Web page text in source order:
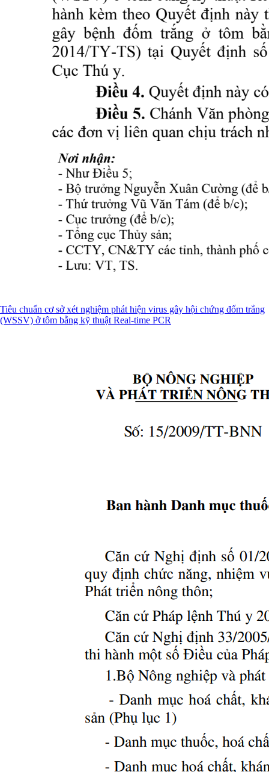
Tiêu chuẩn cơ sở xét nghiệm phát hiện virus gây hội chứng đốm trắng
(WSSV) ở tôm bằng kỹ thuật Real-time PCR